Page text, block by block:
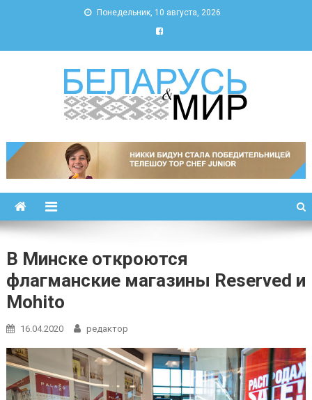
Понедельник, 10 августа, 2026
Беларусь и мир
В Минске откроются
флагманские магазины Reserved и
Mohito
16.04.2020 редактор